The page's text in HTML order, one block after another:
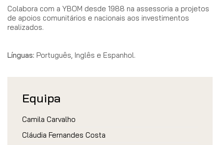
Colabora com a YBOM desde 1988 na assessoria a projetos
de apoios comunitários e nacionais aos investimentos
realizados.
Línguas: Português, Inglês e Espanhol.
Equipa
Camila Carvalho
Cláudia Fernandes Costa